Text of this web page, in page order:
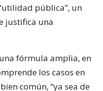
pública”, un
justifica una
fórmula amplia, en
los casos en
común, “ya sea de